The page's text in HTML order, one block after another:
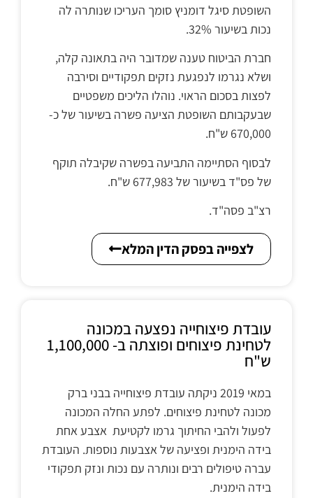
השופטת סיגל דומניץ סומך העריכו שנותרה לה
נכות בשיעור 32%.
חברת הביטוח טענה שמדובר היה בתאונה קלה,
ושלא נגרמו לנפגעת נזקים תפקודיים וסירבה
לפצות בסכום הראוי. נוהלו הליכים משפטיים
שבעקבותם השופטת הציעה פשרה בשיעור של כ-
670,000 ש"ח.
לבסוף הסתיימה התביעה בפשרה שקיבלה תוקף
של פס"ד בשיעור של 677,983 ש"ח.
רצ"ב פסה"ד.
לצפייה בפסק הדין המלא
עובדת פיצוחייה נפצעה במכונה
לטחינת פיצוחים ופוצתה ב- 1,100,000
ש"ח
במאי 2019 ניקתה עובדת פיצוחייה בבני ברק
מכונה לטחינת פיצוחים. לפתע החלה המכונה
לפעול ולהבי החיתוך גרמו לקטיעת אצבע אחת
בידה הימנית ופציעה של אצבעות נוספות. העובדת
עברה טיפולים רבים ונותרה עם נכות ונזק תפקודי
בידה הימנית.